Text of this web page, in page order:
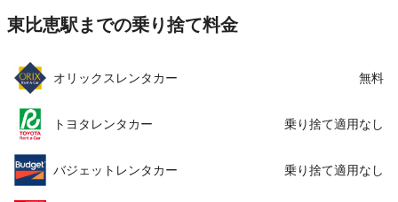
東比恵駅までの乗り捨て料金
オリックスレンタカー 無料
トヨタレンタカー 乗り捨て適用なし
バジェットレンタカー 乗り捨て適用なし